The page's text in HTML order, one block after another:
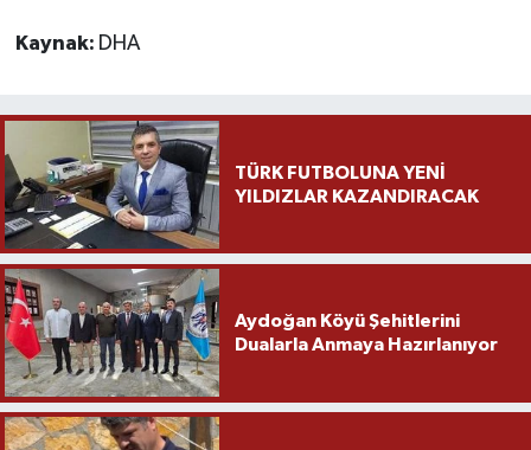
Kaynak: DHA
TÜRK FUTBOLUNA YENİ
YILDIZLAR KAZANDIRACAK
Aydoğan Köyü Şehitlerini
Dualarla Anmaya Hazırlanıyor